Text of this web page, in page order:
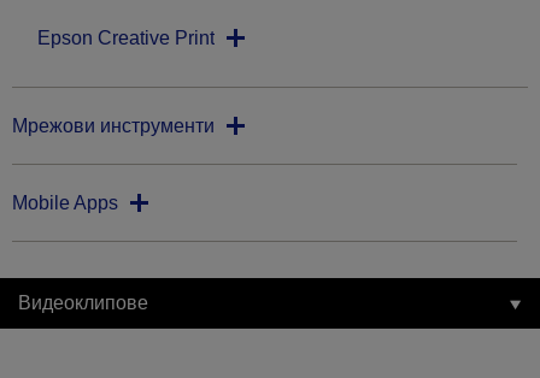
Epson Creative Print
Мрежови инструменти
Mobile Apps
Видеоклипове